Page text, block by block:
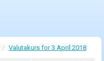
Valutakurs for 3 April 2018